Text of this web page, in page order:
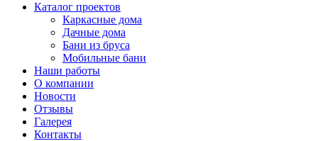
Каталог проектов
Каркасные дома
Дачные дома
Бани из бруса
Мобильные бани
Наши работы
О компании
Новости
Отзывы
Галерея
Контакты